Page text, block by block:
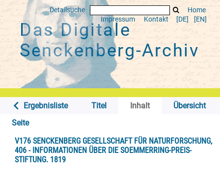
Detailsuche
Home
Impressum
Kontakt [DE] [EN]
Das Digitale
Senckenberg-Archiv
Ergebnisliste Titel Inhalt
Übersicht
Seite
V176 SENCKENBERG GESELLSCHAFT FÜR NATURFORSCHUNG,
406 - INFORMATIONEN ÜBER DIE SOEMMERRING-PREIS-
STIFTUNG. 1819